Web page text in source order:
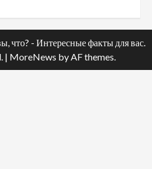
что? - Интересные факты для вас.
| MoreNews by AF themes.